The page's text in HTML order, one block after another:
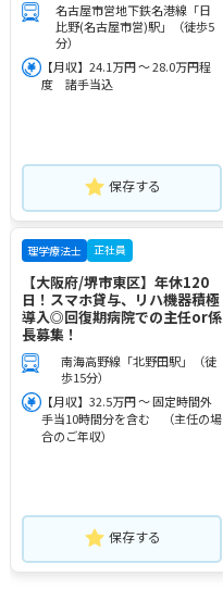
名古屋市営地下鉄名港線「日
比野(名古屋市営)駅」（徒歩5
分）
【月収】24.1万円 ～ 28.0万円程
度 諸手当込
保存する
理学療法士 正社員
【大阪府/堺市東区】年休120
日！スマホ貸与、リハ機器積極
導入◎回復期病院での主任or係
長募集！
南海高野線「北野田駅」（徒
歩15分）
【月収】32.5万円 ～ 固定時間外
手当10時間分を含む （主任の場
合のご年収）
保存する